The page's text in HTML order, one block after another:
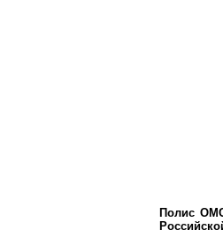
Полис